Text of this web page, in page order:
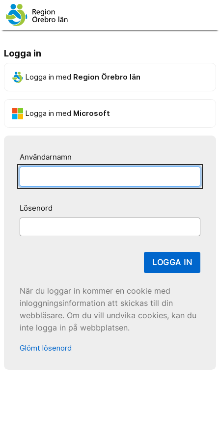
Logga in
Logga in med Region Örebro län
Logga in med Microsoft
Användarnamn
Lösenord
LOGGA IN
När du loggar in kommer en cookie med
inloggningsinformation att skickas till din
webbläsare. Om du vill undvika cookies, kan du
inte logga in på webbplatsen.
Glömt lösenord